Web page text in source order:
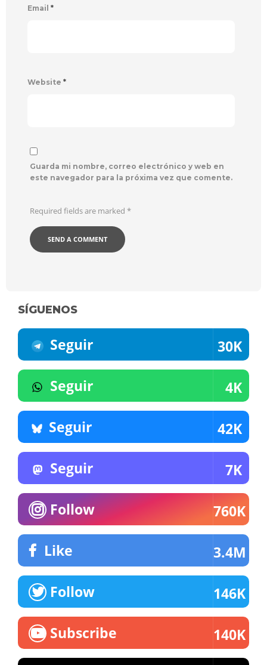
Email *
Website *
Guarda mi nombre, correo electrónico y web en
este navegador para la próxima vez que comente.
Required fields are marked *
SÍGUENOS
Seguir 30K
Seguir 4K
Seguir 42K
Seguir 7K
Follow 760K
Like 3.4M
Follow 146K
Subscribe 140K